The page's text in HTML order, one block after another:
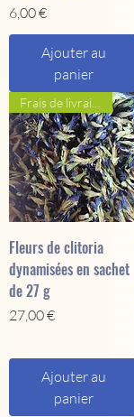
Prix
6,00 €
Ajouter au
panier
Fleurs de clitoria
dynamisées en sachet
de 27 g
Prix
27,00 €
Ajouter au
panier